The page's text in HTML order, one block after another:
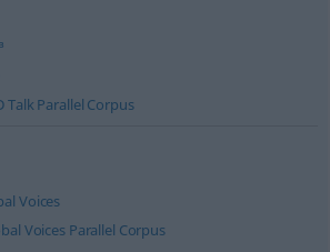
Talk Parallel Corpus
Voices
Voices Parallel Corpus